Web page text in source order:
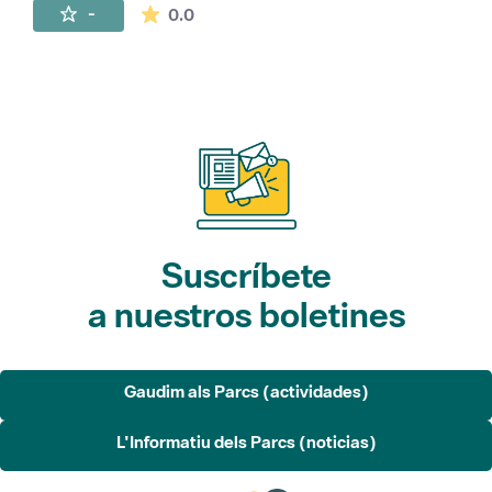
- 0.0La valoración media es de 0 estrellas de
Suscríbete
a nuestros boletines
Gaudim als Parcs (actividades)
L'Informatiu dels Parcs (noticias)